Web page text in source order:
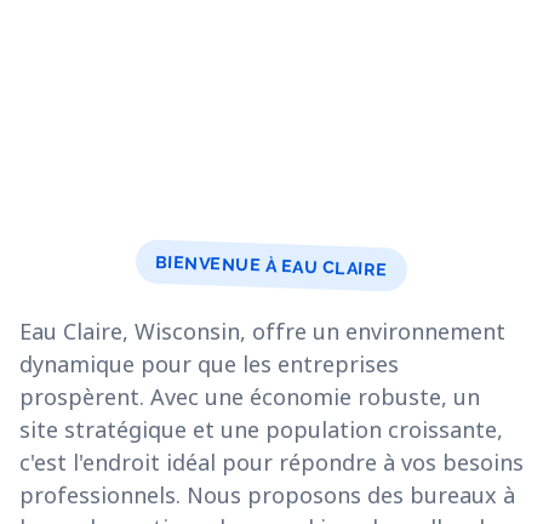
BIENVENUE À EAU CLAIRE
Eau Claire, Wisconsin, offre un environnement
dynamique pour que les entreprises
prospèrent. Avec une économie robuste, un
site stratégique et une population croissante,
c'est l'endroit idéal pour répondre à vos besoins
professionnels. Nous proposons des bureaux à